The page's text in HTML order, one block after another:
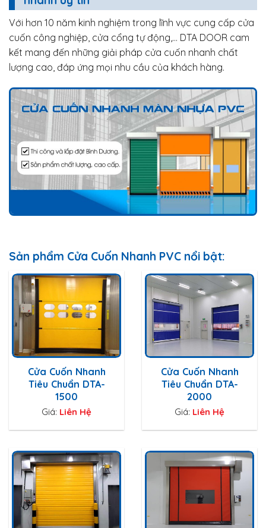
Với hơn 10 năm kinh nghiệm trong lĩnh vực cung cấp cửa
cuốn công nghiệp, cửa cổng tự động,… DTA DOOR cam
kết mang đến những giải pháp cửa cuốn nhanh chất
lượng cao, đáp ứng mọi nhu cầu của khách hàng.
Sản phẩm Cửa Cuốn Nhanh PVC nổi bật:
Cửa Cuốn Nhanh
Tiêu Chuẩn DTA-
1500
Giá: Liên Hệ
Cửa Cuốn Nhanh
Tiêu Chuẩn DTA-
2000
Giá: Liên Hệ